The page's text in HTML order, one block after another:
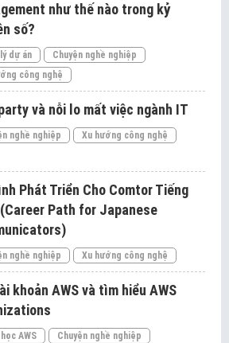
như thế nào trong kỷ
số?
dự án
Chuyện nghề nghiệp
công nghệ
và nỗi lo mất việc ngành IT
nghề nghiệp Xu hướng công nghệ
Phát Triển Cho Comtor Tiếng
Path for Japanese
nghề nghiệp Xu hướng công nghệ
khoản AWS và tìm hiểu AWS
AWS Chuyện nghề nghiệp